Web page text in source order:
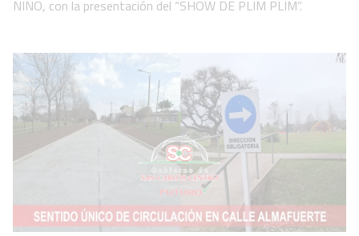
NIÑO, con la presentación del “SHOW DE PLIM PLIM”.